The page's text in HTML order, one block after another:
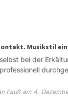
Musikstil
bei der
Fauß am 4.